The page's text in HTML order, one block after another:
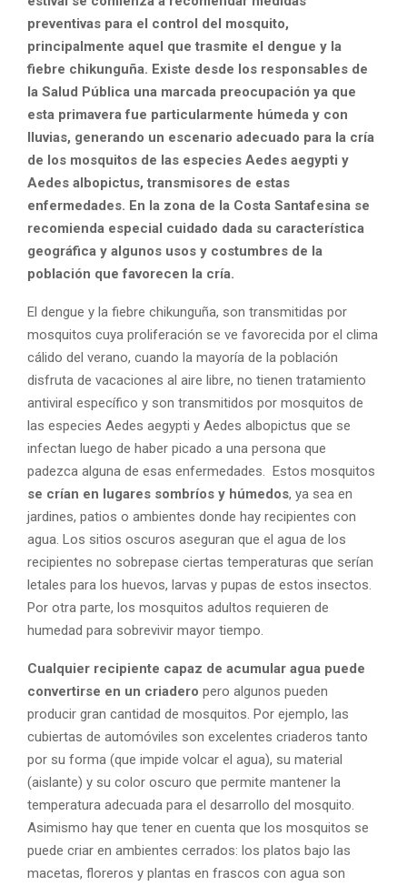
preventivas para el control del mosquito,
principalmente aquel que trasmite el dengue y la
fiebre chikunguña. Existe desde los responsables de
la Salud Pública una marcada preocupación ya que
esta primavera fue particularmente húmeda y con
lluvias, generando un escenario adecuado para la cría
de los mosquitos de las especies Aedes aegypti y
Aedes albopictus, transmisores de estas
enfermedades. En la zona de la Costa Santafesina se
recomienda especial cuidado dada su característica
geográfica y algunos usos y costumbres de la
población que favorecen la cría.
El dengue y la fiebre chikunguña, son transmitidas por
mosquitos cuya proliferación se ve favorecida por el clima
cálido del verano, cuando la mayoría de la población
disfruta de vacaciones al aire libre, no tienen tratamiento
antiviral específico y son transmitidos por mosquitos de
las especies Aedes aegypti y Aedes albopictus que se
infectan luego de haber picado a una persona que
padezca alguna de esas enfermedades. Estos mosquitos
se crían en lugares sombríos y húmedos, ya sea en
jardines, patios o ambientes donde hay recipientes con
agua. Los sitios oscuros aseguran que el agua de los
recipientes no sobrepase ciertas temperaturas que serían
letales para los huevos, larvas y pupas de estos insectos.
Por otra parte, los mosquitos adultos requieren de
humedad para sobrevivir mayor tiempo.
Cualquier recipiente capaz de acumular agua puede
convertirse en un criadero pero algunos pueden
producir gran cantidad de mosquitos. Por ejemplo, las
cubiertas de automóviles son excelentes criaderos tanto
por su forma (que impide volcar el agua), su material
(aislante) y su color oscuro que permite mantener la
temperatura adecuada para el desarrollo del mosquito.
Asimismo hay que tener en cuenta que los mosquitos se
puede criar en ambientes cerrados: los platos bajo las
macetas, floreros y plantas en frascos con agua son